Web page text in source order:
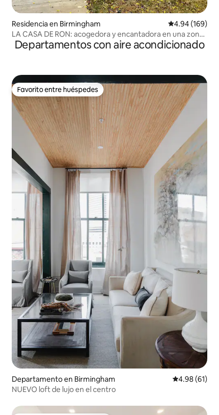
Residencia en Birmingham Calificación
4.94 (169)
LA CASA DE RON: acogedora y encantadora en una zona
revitalizante
Departamentos con aire acondicionado
Favorito entre huéspedes
Favorito entre huéspedes
Departamento en Birmingham Calificación
4.98 (61)
NUEVO loft de lujo en el centro